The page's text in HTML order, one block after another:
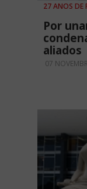
27 ANOS DE
Por
aliados
07